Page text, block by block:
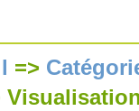
=>